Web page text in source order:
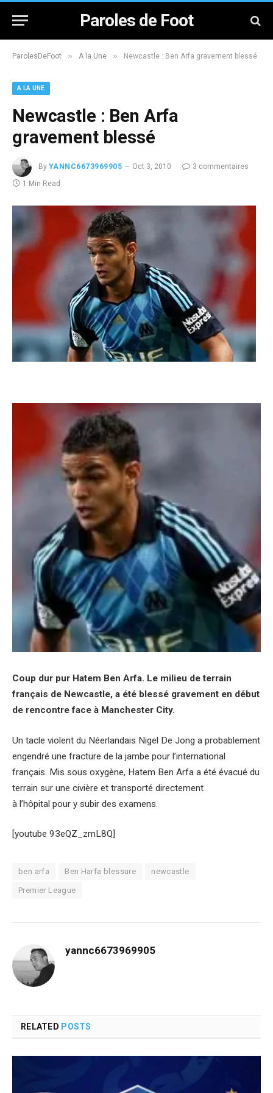
Paroles de Foot
ParolesDeFoot » A la Une » Newcastle : Ben Arfa gravement blessé
A LA UNE
Newcastle : Ben Arfa
gravement blessé
By YANNC6673969905 Oct 3, 2010
3 commentaires
1 Min Read
Coup dur pur Hatem Ben Arfa. Le milieu de terrain
français de Newcastle, a été blessé gravement en début
de rencontre face à Manchester City.
Un tacle violent du Néerlandais Nigel De Jong a probablement
engendré une fracture de la jambe pour l’international
français. Mis sous oxygène, Hatem Ben Arfa a été évacué du
terrain sur une civière et transporté directement
à l’hôpital pour y subir des examens.
[youtube 93eQZ_zmL8Q]
ben arfa Ben Harfa blessure newcastle
Premier League
yannc6673969905
RELATED POSTS